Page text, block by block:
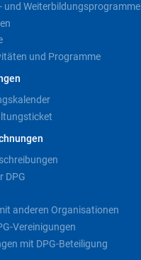
und Weiterbildungsprogramme
und Programme
DPG
anderen Organisationen
Vereinigungen
mit DPG-Beteiligung